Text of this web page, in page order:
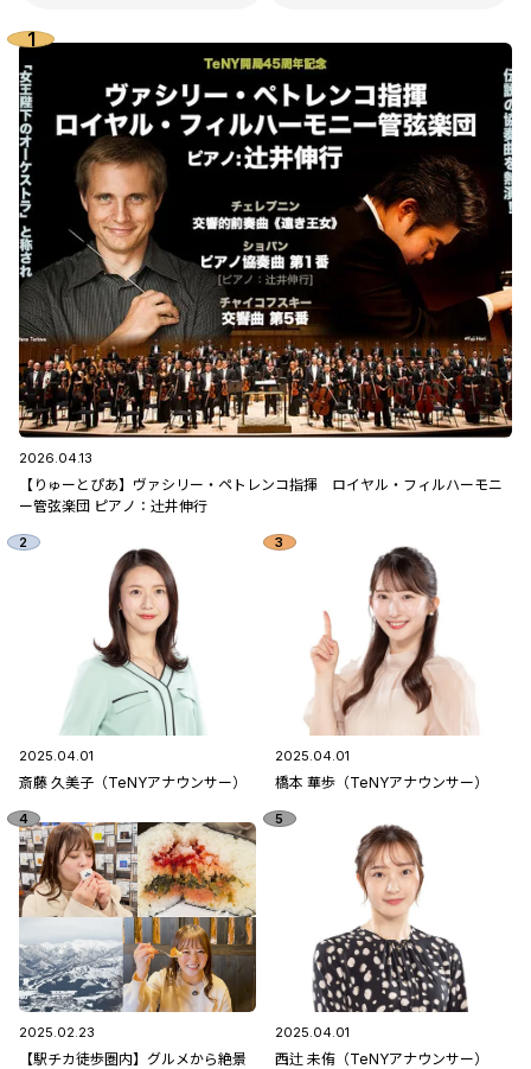
2026.04.13
【りゅーとぴあ】ヴァシリー・ペトレンコ指揮 ロイヤル・フィルハーモニ
ー管弦楽団 ピアノ：辻󠄀井伸行
2025.04.01
斎藤 久美子（TeNYアナウンサー）
2025.04.01
橋本 華歩（TeNYアナウンサー）
2025.02.23
【駅チカ徒歩圏内】グルメから絶景
2025.04.01
西辻 未侑（TeNYアナウンサー）